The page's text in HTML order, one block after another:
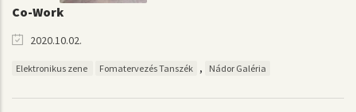
Co-Work
2020.10.02.
Elektronikus zene Fomatervezés Tanszék , Nádor Galéria